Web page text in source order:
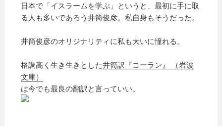
日本で「イスラームを学ぶ」というと、最初に手に取
る人も多いであろう井筒俊彦。私自身もそうだった。
井筒俊彦のオリジナリティに私も大いに憧れる。
格調高く生き生きとした井筒訳『コーラン』 （岩波
文庫）
は今でも最良の翻訳と言っていい。